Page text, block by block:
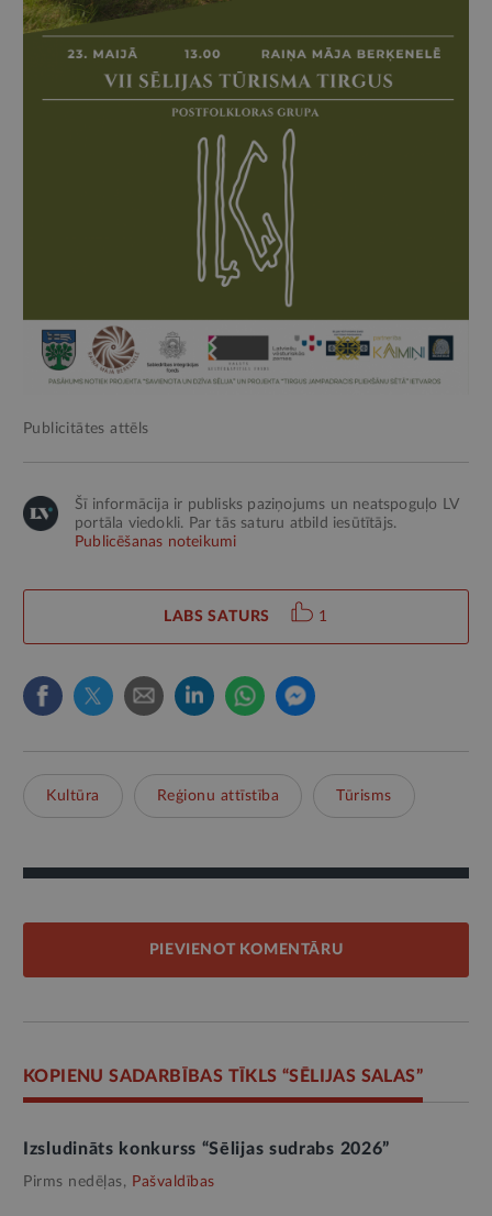
Publicitātes attēls
Šī informācija ir publisks paziņojums un neatspoguļo LV
portāla viedokli. Par tās saturu atbild iesūtītājs.
Publicēšanas noteikumi
LABS SATURS 1
Kultūra Reģionu attīstība Tūrisms
PIEVIENOT KOMENTĀRU
KOPIENU SADARBĪBAS TĪKLS “SĒLIJAS SALAS”
Izsludināts konkurss “Sēlijas sudrabs 2026”
Pirms nedēļas, Pašvaldības